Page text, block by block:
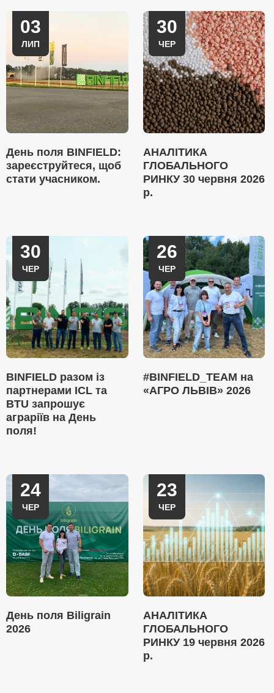
03
ЛИП
День поля BINFIELD:
зареєструйтеся, щоб
стати учасником.
30
ЧЕР
АНАЛІТИКА
ГЛОБАЛЬНОГО
РИНКУ 30 червня 2026
р.
30
ЧЕР
BINFIELD разом із
партнерами ICL та
BTU запрошує
аграріїв на День
поля!
26
ЧЕР
#BINFIELD_TEAM на
«АГРО ЛЬВІВ» 2026
24
ЧЕР
День поля Biligrain
2026
23
ЧЕР
АНАЛІТИКА
ГЛОБАЛЬНОГО
РИНКУ 19 червня 2026
р.